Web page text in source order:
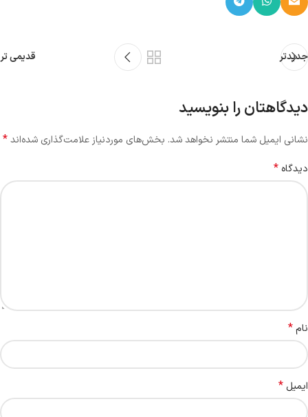
جدیدتر قدیمی تر
دیدگاهتان را بنویسید
نشانی ایمیل شما منتشر نخواهد شد. بخش‌های موردنیاز علامت‌گذاری شده‌اند*
دیدگاه *
نام*
ایمیل *